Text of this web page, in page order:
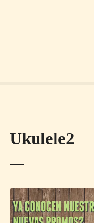
Ukulele2